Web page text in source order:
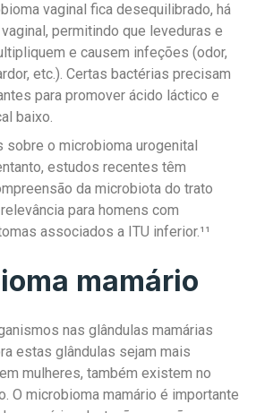
vaginal fica desequilibrado, há
permitindo que leveduras e
e causem infeções (odor,
etc.). Certas bactérias precisam
para promover ácido láctico e
baixo.
sobre o microbioma urogenital
estudos recentes têm
da microbiota do trato
para homens com
associados a ITU inferior.¹¹
mamário
nas glândulas mamárias
estas glândulas sejam mais
mulheres, também existem no
O microbioma mamário é importante